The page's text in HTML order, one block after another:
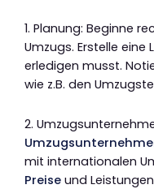
1. Planung: Beginne
Umzugs. Erstelle
erledigen musst.
wie z.B. den
2.
mit internationalen
Preise und